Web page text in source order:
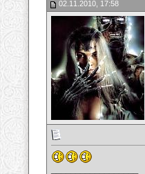
02.11.2010, 17:58